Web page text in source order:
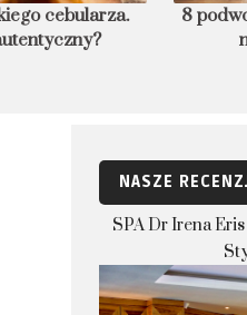
cebularza.
8
NASZE
SPA Dr Irena